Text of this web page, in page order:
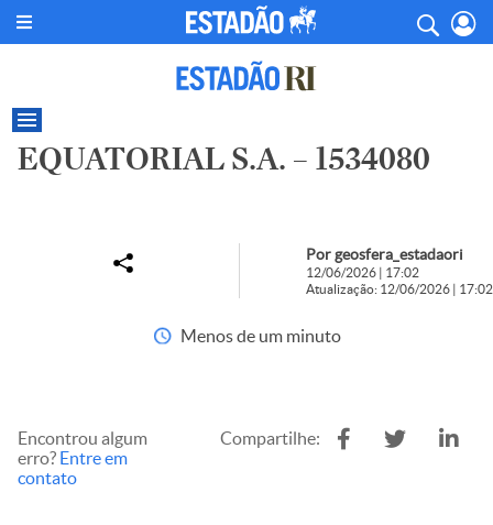
EQUATORIAL S.A. – 1534080
Por geosfera_estadaori
12/06/2026 | 17:02
Atualização: 12/06/2026 | 17:02
Menos de um minuto
Encontrou algum
erro? Entre em
contato
Compartilhe: